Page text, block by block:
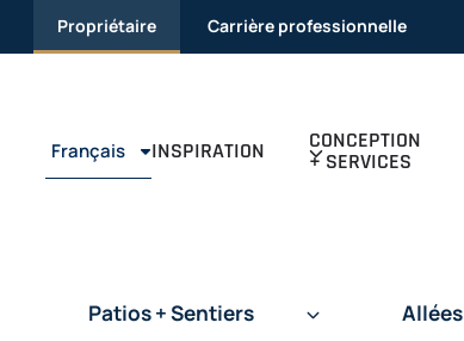
Passer au contenu
Propriétaire Carrière professionnelle
Français INSPIRATION CONCEPTION
+ SERVICES
Patios + Sentiers Allées